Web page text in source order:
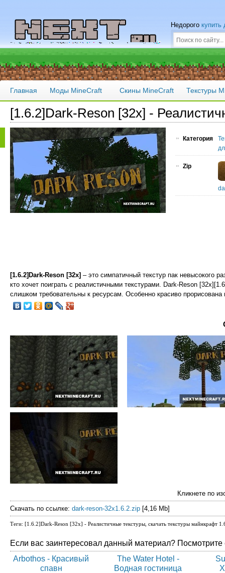
Недорого купить
Главная Моды MineCraft Скины MineCraft Текстуры
[1.6.2]Dark-Reson [32x] -
Категория
Zip
[1.6.2]Dark-Reson [32x] – это симпатичный текстур пак невысокого
кто хочет поиграть с реалистичными текстурами. Dark-Reson
слишком требовательны к ресурсам. Особенно красиво прорисована
Кликнете по
Скачать по ссылке: dark-reson-32x1.6.2.zip [4,16 Mb]
Теги: [1.6.2]Dark-Reson [32x] - Реалистичные текстуры, скачать текстуры
Если вас заинтересовал данный материал?
Arbothos - Красивый
спавн
The Water Hotel -
Водная гостиница